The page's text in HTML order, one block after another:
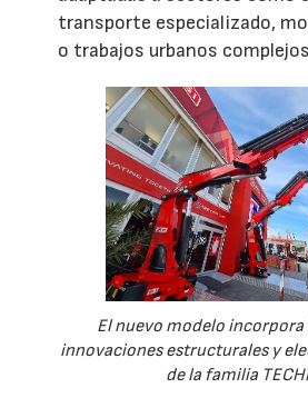
transporte especializado,
o trabajos urbanos
El nuevo modelo
innovaciones estructurales y
de la familia